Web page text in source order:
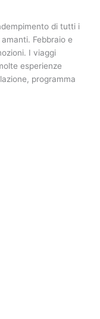
di tutti i
Febbraio e
I viaggi
esperienze
programma